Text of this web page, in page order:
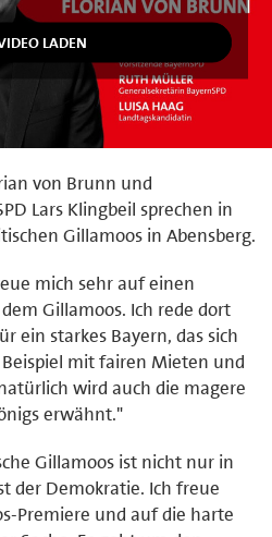
von Brunn und
Lars Klingbeil sprechen in
Gillamoos in Abensberg.
mich sehr auf einen
Gillamoos. Ich rede dort
ein starkes Bayern, das sich
mit fairen Mieten und
wird auch die magere
erwähnt."
Gillamoos ist nicht nur in
der Demokratie. Ich freue
Premiere und auf die harte